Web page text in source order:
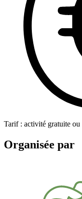
Tarif : activité gratuite
Organisée par